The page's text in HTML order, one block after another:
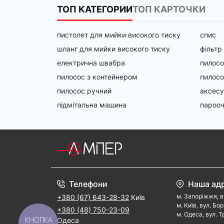
ТОП КАТЕГОРИИТОП КАРТОЧКИ
пистолет для мийки високого тиску
спис
шланг для мийки високого тиску
електрична швабра
пилосос з контейнером
пилосос ручний
підмітальна машина
Телефони
+380 (67) 643-28-32 Київ
+380 (48) 750-23-09
Одеса
Наша
м. Запорiжжя,
м. Kиїв, вул.
м. Одеса, вул.
КНОПКА